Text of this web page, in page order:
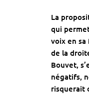
La
qui
voix en
de la
Bouvet,
négatifs,
risquerait